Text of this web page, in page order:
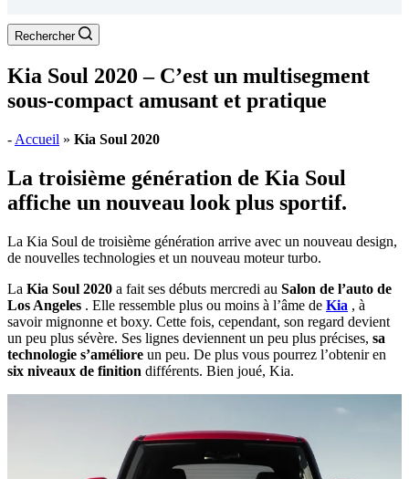
Rechercher
Kia Soul 2020 – C’est un multisegment
sous-compact amusant et pratique
- Accueil » Kia Soul 2020
La troisième génération de Kia Soul
affiche un nouveau look plus sportif.
La Kia Soul de troisième génération arrive avec un nouveau design,
de nouvelles technologies et un nouveau moteur turbo.
La Kia Soul 2020 a fait ses débuts mercredi au Salon de l’auto de
Los Angeles . Elle ressemble plus ou moins à l’âme de Kia , à
savoir mignonne et boxy. Cette fois, cependant, son regard devient
un peu plus sévère. Ses lignes deviennent un peu plus précises, sa
technologie s’améliore un peu. De plus vous pourrez l’obtenir en
six niveaux de finition différents. Bien joué, Kia.